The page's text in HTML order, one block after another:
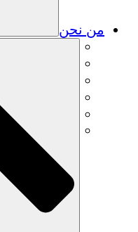
من نحن
البيانات المالية
Resources